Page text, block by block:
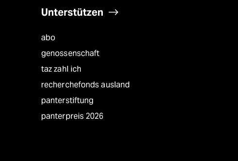
Unterstützen
abo
genossenschaft
taz zahl ich
recherchefonds ausland
panterstiftung
panterpreis 2026